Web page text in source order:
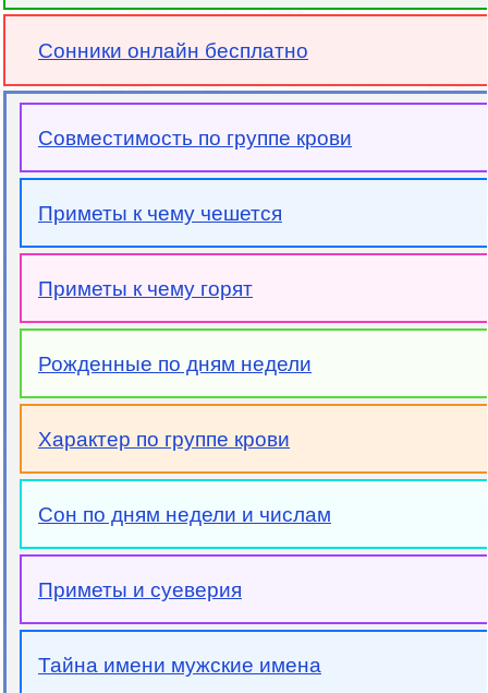
Сонники онлайн бесплатно
Совместимость по группе крови
Приметы к чему чешется
Приметы к чему горят
Рожденные по дням недели
Характер по группе крови
Сон по дням недели и числам
Приметы и суеверия
Тайна имени мужские имена